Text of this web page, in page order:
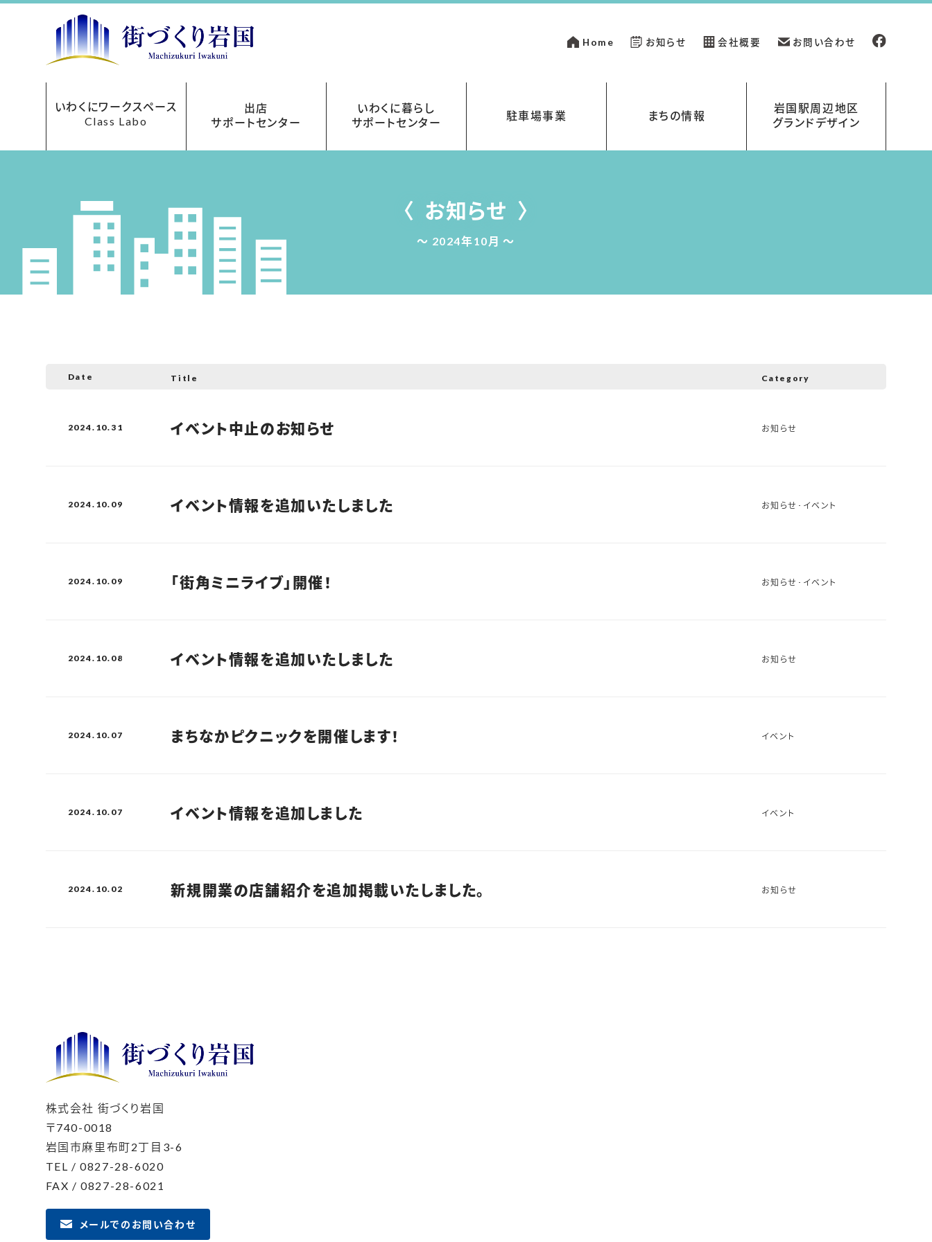
いわくにワークスペース
Class Labo
出店
サポートセンター
いわくに暮らし
サポートセンター
駐車場事業 まちの情報
岩国駅周辺地区
グランドデザイン
Home お知らせ 会社概要 お問い合わせ
お知らせ
2024年10月
Date Title Category
2024.10.31 イベント中止のお知らせ お知らせ
2024.10.09 イベント情報を追加いたしました お知らせ イベント
2024.10.09 「街角ミニライブ」開催！ お知らせ イベント
2024.10.08 イベント情報を追加いたしました お知らせ
2024.10.07 まちなかピクニックを開催します！ イベント
2024.10.07 イベント情報を追加しました イベント
2024.10.02 新規開業の店舗紹介を追加掲載いたしました。 お知らせ
株式会社 街づくり岩国
〒740-0018
岩国市麻里布町2丁目3-6
TEL / 0827-28-6020
FAX / 0827-28-6021
メールでのお問い合わせ